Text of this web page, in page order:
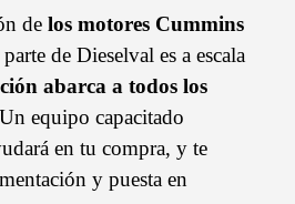
de los motores Cummins
de Dieselval es a escala
abarca a todos los
equipo capacitado
en tu compra, y te
y puesta en